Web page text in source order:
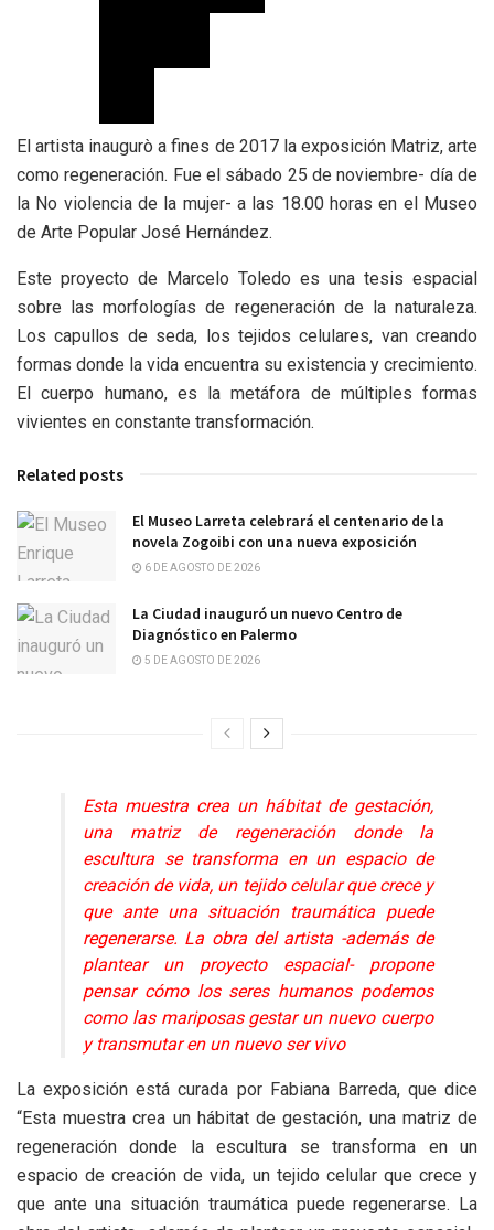
El artista inaugurò a fines de 2017 la exposición Matriz, arte
como regeneración. Fue el sábado 25 de noviembre- día de
la No violencia de la mujer- a las 18.00 horas en el Museo
de Arte Popular José Hernández.
Este proyecto de Marcelo Toledo es una tesis espacial
sobre las morfologías de regeneración de la naturaleza.
Los capullos de seda, los tejidos celulares, van creando
formas donde la vida encuentra su existencia y crecimiento.
El cuerpo humano, es la metáfora de múltiples formas
vivientes en constante transformación.
Related posts
El Museo Larreta celebrará el centenario de la
novela Zogoibi con una nueva exposición
6 DE AGOSTO DE 2026
La Ciudad inauguró un nuevo Centro de
Diagnóstico en Palermo
5 DE AGOSTO DE 2026
Esta muestra crea un hábitat de gestación,
una matriz de regeneración donde la
escultura se transforma en un espacio de
creación de vida, un tejido celular que crece y
que ante una situación traumática puede
regenerarse. La obra del artista -además de
plantear un proyecto espacial- propone
pensar cómo los seres humanos podemos
como las mariposas gestar un nuevo cuerpo
y transmutar en un nuevo ser vivo
La exposición está curada por Fabiana Barreda, que dice
“Esta muestra crea un hábitat de gestación, una matriz de
regeneración donde la escultura se transforma en un
espacio de creación de vida, un tejido celular que crece y
que ante una situación traumática puede regenerarse. La